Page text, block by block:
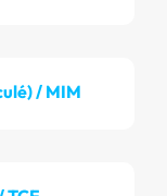
/ MIM